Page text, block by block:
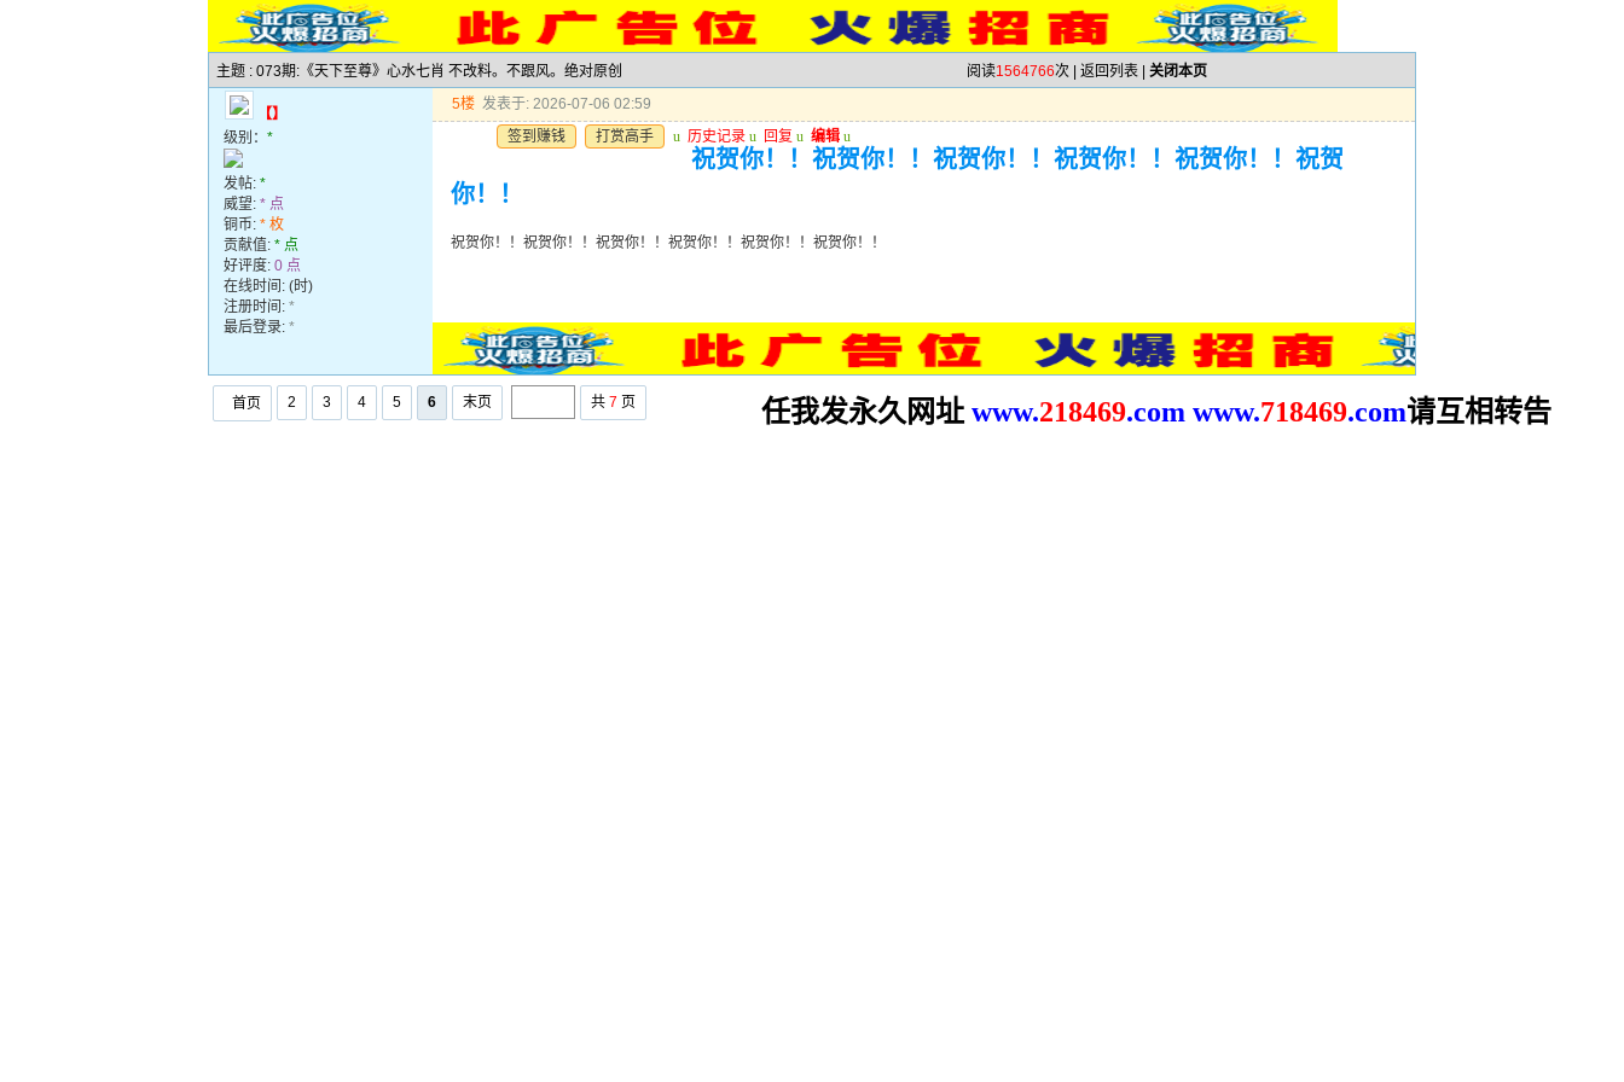
主题 : 073期:《天下至尊》心水七肖 不改料。不跟风。绝对原创 阅读1564766次 | 返回列表 关闭本页
【】
级别： *
发帖: *
威望: * 点
铜币: * 枚
贡献值: * 点
好评度: 0 点
在线时间: (时)
注册时间: *
最后登录: *
5楼 发表于: 2026-07-06 02:59
签到赚钱
打赏高手 u 历史记录 u 回复 u 编辑 u
祝贺你！！祝贺你！！祝贺你！！祝贺你！！祝贺你！！祝贺
你！！
祝贺你！！祝贺你！！祝贺你！！祝贺你！！祝贺你！！祝贺你！！
首页 2 3 4 5 6 末页 共 7 页 任我发永久网址 www.218469.com www.718469.com请互相转告